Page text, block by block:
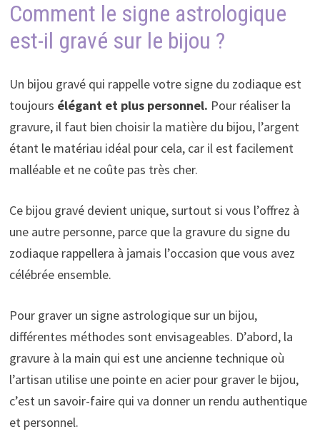
Comment le signe astrologique
est-il gravé sur le bijou ?
Un bijou gravé qui rappelle votre signe du zodiaque est
toujours élégant et plus personnel. Pour réaliser la
gravure, il faut bien choisir la matière du bijou, l’argent
étant le matériau idéal pour cela, car il est facilement
malléable et ne coûte pas très cher.
Ce bijou gravé devient unique, surtout si vous l’offrez à
une autre personne, parce que la gravure du signe du
zodiaque rappellera à jamais l’occasion que vous avez
célébrée ensemble.
Pour graver un signe astrologique sur un bijou,
différentes méthodes sont envisageables. D’abord, la
gravure à la main qui est une ancienne technique où
l’artisan utilise une pointe en acier pour graver le bijou,
c’est un savoir-faire qui va donner un rendu authentique
et personnel.